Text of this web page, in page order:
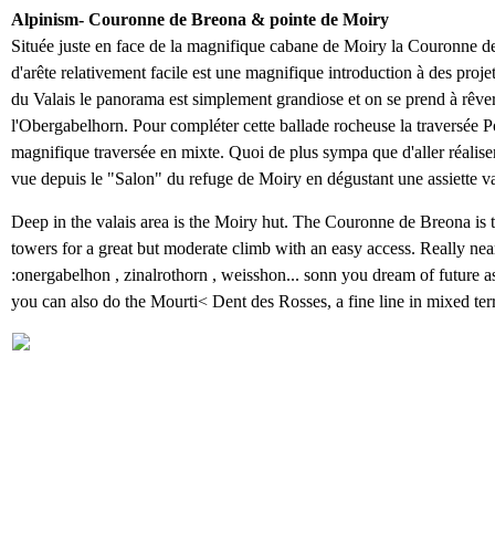
Alpinism- Couronne de Breona & pointe de Moiry
Située juste en face de la magnifique cabane de Moiry la Couronne
d'arête relativement facile est une magnifique introduction à des
du Valais le panorama est simplement grandiose et on se prend à
l'Obergabelhorn. Pour compléter cette ballade rocheuse la traversée
magnifique traversée en mixte. Quoi de plus sympa que d'aller
vue depuis le "Salon" du refuge de Moiry en dégustant une assiette
Deep in the valais area is the Moiry hut. The Couronne de Breona
towers for a great but moderate climb with an easy access. Really
:onergabelhon , zinalrothorn , weisshon... sonn you dream of future
you can also do the Mourti< Dent des Rosses, a fine line in mixed